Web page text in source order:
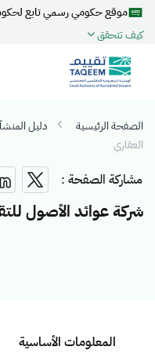
موقع حكومي رسمي تابع
كيف تتحقق
الصفحة الرئيسية دليل
العقاري
مشاركة الصفحة :
شركة عوائد الأصول
المعلومات الأساسية